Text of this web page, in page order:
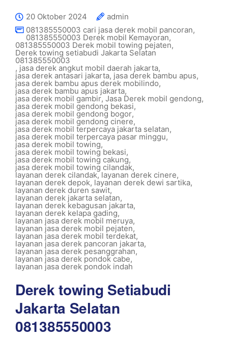
20 Oktober 2024
admin
081385550003 cari jasa derek mobil pancoran,
081385550003 Derek mobil Kemayoran,
081385550003 Derek mobil towing pejaten,
Derek towing setiabudi Jakarta Selatan
081385550003
, jasa derek angkut mobil daerah jakarta,
jasa derek antasari jakarta, jasa derek bambu apus,
jasa derek bambu apus derek mobilindo,
jasa derek bambu apus jakarta,
jasa derek mobil gambir, Jasa Derek mobil gendong,
jasa derek mobil gendong bekasi,
jasa derek mobil gendong bogor,
jasa derek mobil gendong cinere,
jasa derek mobil terpercaya jakarta selatan,
jasa derek mobil terpercaya pasar minggu,
jasa derek mobil towing,
jasa derek mobil towing bekasi,
jasa derek mobil towing cakung,
jasa derek mobil towing cilandak,
layanan derek cilandak, layanan derek cinere,
layanan derek depok, layanan derek dewi sartika,
layanan derek duren sawit,
layanan derek jakarta selatan,
layanan derek kebagusan jakarta,
layanan derek kelapa gading,
layanan jasa derek mobil meruya,
layanan jasa derek mobil pejaten,
layanan jasa derek mobil terdekat,
layanan jasa derek pancoran jakarta,
layanan jasa derek pesanggrahan,
layanan jasa derek pondok cabe,
layanan jasa derek pondok indah
Derek towing Setiabudi
Jakarta Selatan
081385550003